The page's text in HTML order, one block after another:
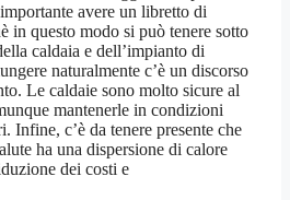
avere un libretto di
in questo modo si può tenere sotto
caldaia e dell’impianto di
naturalmente c’è un discorso
Le caldaie sono molto sicure al
mantenerle in condizioni
Infine, c’è da tenere presente che
ha una dispersione di calore
dei costi e